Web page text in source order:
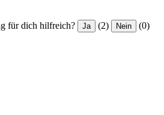
für dich hilfreich? Ja (2) Nein (0)